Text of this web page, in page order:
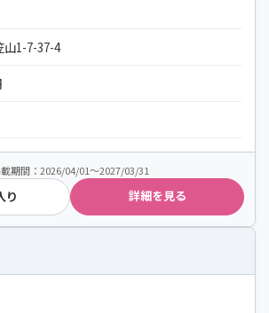
山1-7-37-4
期間：2026/04/01～2027/03/31
り 詳細を見る